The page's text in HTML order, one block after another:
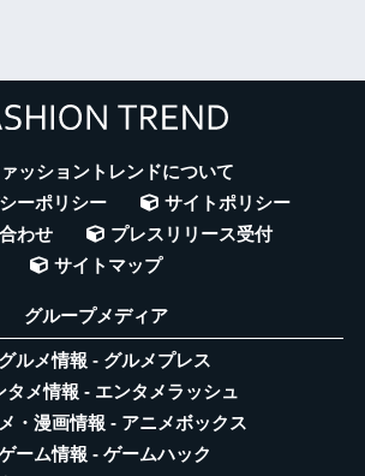
ッショントレンドについて
ーポリシー
サイトポリシー
わせ
プレスリリース受付
サイトマップ
グループメディア
グルメ情報 - グルメプレス
タメ情報 - エンタメラッシュ
・漫画情報 - アニメボックス
ーム情報 - ゲームハック